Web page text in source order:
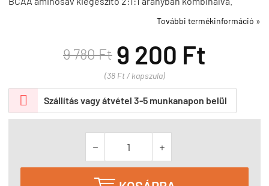
További termékinformáció »
9 780 Ft 9 200 Ft
(38 Ft / kapszula)
 Szállítás vagy átvétel 3-5 munkanapon belül
 